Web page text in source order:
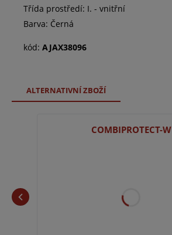
Třída prostředí: I. - vnitřní
Barva: Černá
kód: AJAX38096
ALTERNATIVNÍ ZBOŽÍ
COMBIPROTECT-W